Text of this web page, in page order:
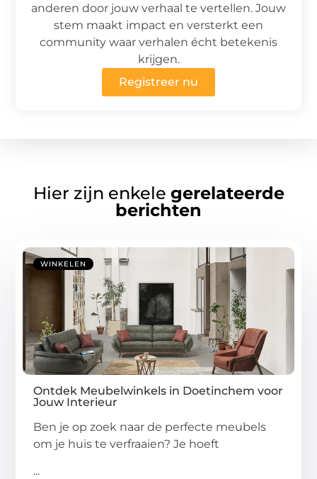
anderen door jouw verhaal te vertellen. Jouw
stem maakt impact en versterkt een
community waar verhalen écht betekenis
krijgen.
Registreer nu
Hier zijn enkele gerelateerde
berichten
WINKELEN
Ontdek Meubelwinkels in Doetinchem voor
Jouw Interieur
Ben je op zoek naar de perfecte meubels
om je huis te verfraaien? Je hoeft
...